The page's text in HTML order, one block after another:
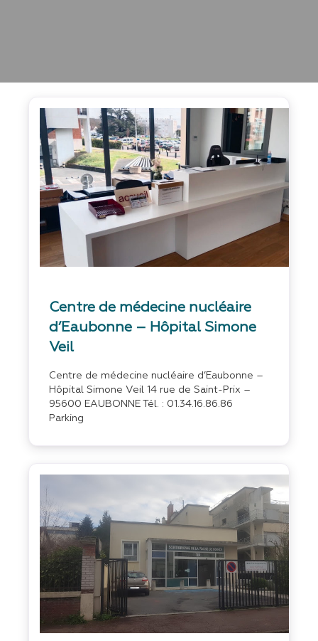
Centre de médecine nucléaire
d’Eaubonne – Hôpital Simone
Veil
Centre de médecine nucléaire d’Eaubonne –
Hôpital Simone Veil 14 rue de Saint-Prix –
95600 EAUBONNE Tél. : 01.34.16.86.86
Parking